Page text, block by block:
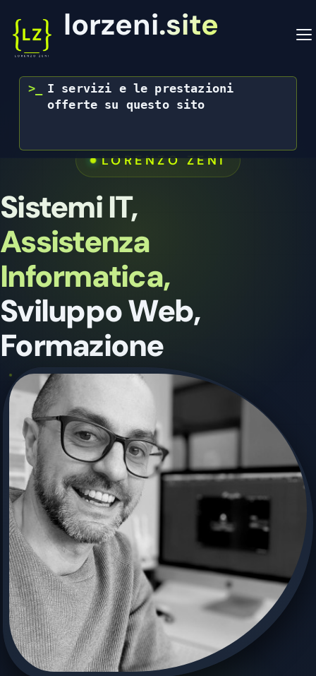
contenuto
lorzeni.site
>_
I servizi e le prestazioni
offerte su questo sito saranno
LORENZO ZENI
Sistemi IT,
Assistenza
Informatica,
Sviluppo Web,
Formazione